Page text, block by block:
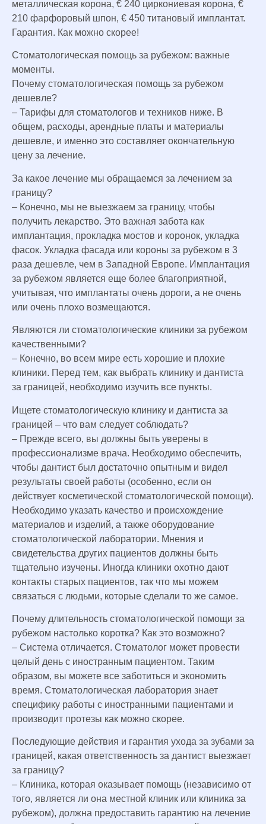
металлическая корона, € 240 циркониевая корона, €
210 фарфоровый шпон, € 450 титановый имплантат.
Гарантия. Как можно скорее!
Стоматологическая помощь за рубежом: важные
моменты.
Почему стоматологическая помощь за рубежом
дешевле?
– Тарифы для стоматологов и техников ниже. В
общем, расходы, арендные платы и материалы
дешевле, и именно это составляет окончательную
цену за лечение.
За какое лечение мы обращаемся за лечением за
границу?
– Конечно, мы не выезжаем за границу, чтобы
получить лекарство. Это важная забота как
имплантация, прокладка мостов и коронок, укладка
фасок. Укладка фасада или короны за рубежом в 3
раза дешевле, чем в Западной Европе. Имплантация
за рубежом является еще более благоприятной,
учитывая, что имплантаты очень дороги, а не очень
или очень плохо возмещаются.
Являются ли стоматологические клиники за рубежом
качественными?
– Конечно, во всем мире есть хорошие и плохие
клиники. Перед тем, как выбрать клинику и дантиста
за границей, необходимо изучить все пункты.
Ищете стоматологическую клинику и дантиста за
границей – что вам следует соблюдать?
– Прежде всего, вы должны быть уверены в
профессионализме врача. Необходимо обеспечить,
чтобы дантист был достаточно опытным и видел
результаты своей работы (особенно, если он
действует косметической стоматологической помощи).
Необходимо указать качество и происхождение
материалов и изделий, а также оборудование
стоматологической лаборатории. Мнения и
свидетельства других пациентов должны быть
тщательно изучены. Иногда клиники охотно дают
контакты старых пациентов, так что мы можем
связаться с людьми, которые сделали то же самое.
Почему длительность стоматологической помощи за
рубежом настолько коротка? Как это возможно?
– Система отличается. Стоматолог может провести
целый день с иностранным пациентом. Таким
образом, вы можете все заботиться и экономить
время. Стоматологическая лаборатория знает
специфику работы с иностранными пациентами и
производит протезы как можно скорее.
Последующие действия и гарантия ухода за зубами за
границей, какая ответственность за дантист выезжает
за границу?
– Клиника, которая оказывает помощь (независимо от
того, является ли она местной клиник или клиника за
рубежом), должна предоставить гарантию на лечение